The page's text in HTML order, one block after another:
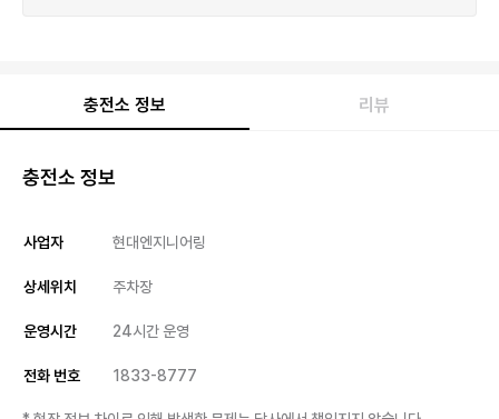
충전소 정보 리뷰
충전소 정보
사업자 현대엔지니어링
상세위치 주차장
운영시간 24시간 운영
전화 번호 1833-8777